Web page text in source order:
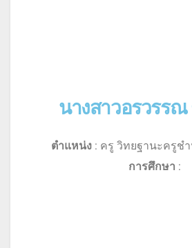
นางสาวอรวรร
ตำแหน่ง: ครู วิทยฐานะครูช
การศึกษา :